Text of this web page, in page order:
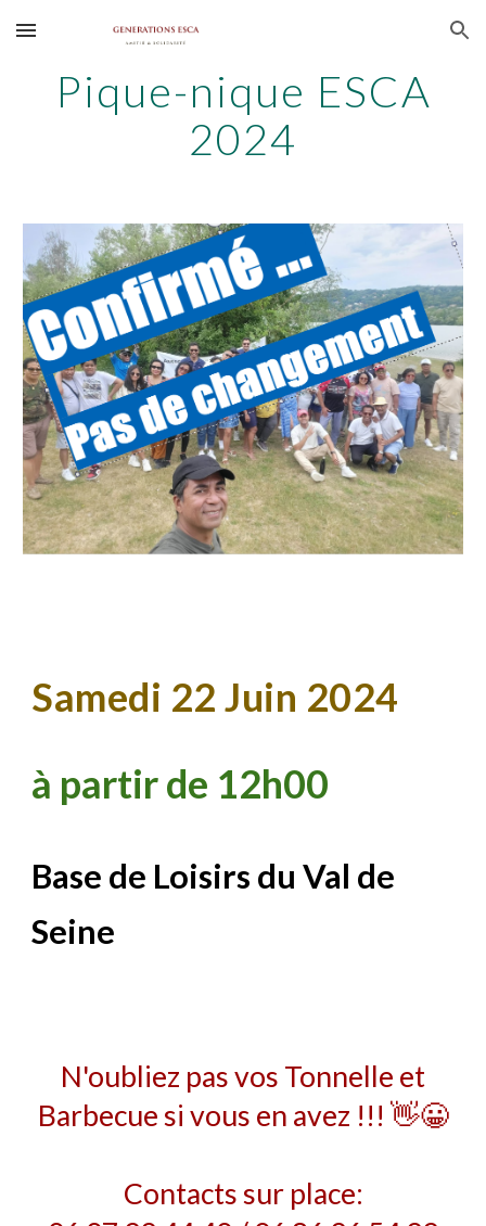
Skip to main content Skip to navigation
Pique-nique ESCA
2024
Samedi 22 Juin 2024
à partir de 12h00
Base de Loisirs du Val de
Seine
N'oubliez pas vos Tonnelle et
Barbecue si vous en avez !!! 👋😀
Contacts sur place: